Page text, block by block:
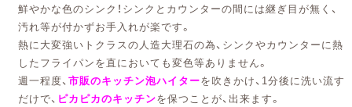
鮮やかな色のシンク！シンクとカウンターの間には継ぎ目が無く、
汚れ等が付かずお手入れが楽です。
熱に大変強いトクラスの人造大理石の為、シンクやカウンターに熱
したフライパンを直においても変色等ありません。
週一程度、市販のキッチン泡ハイターを吹きかけ、1分後に洗い流す
だけで、 ピカピカのキッチンを保つことが、出来ます。